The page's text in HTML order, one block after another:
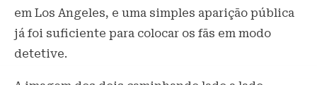
em Los Angeles, e uma simples aparição pública
já foi suficiente para colocar os fãs em modo
detetive.